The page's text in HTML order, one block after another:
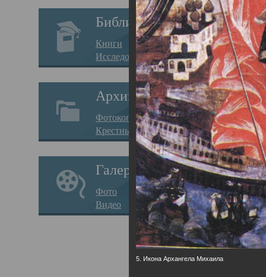
Библиотека
Книги
Исследования
Архив
Фотокопии дел
Крестные ходы
Галерея
Фото
Видео
5. Икона Архангела Михаила